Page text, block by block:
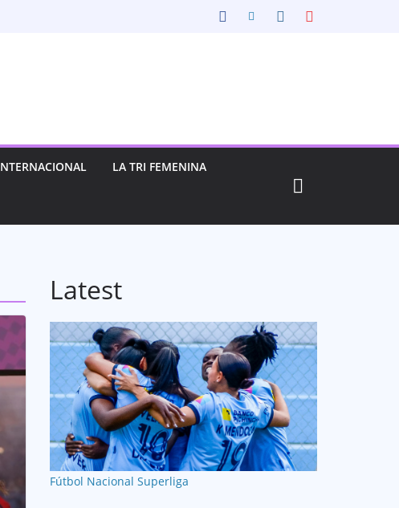
LA TRI FEMENINA
Latest
Fútbol Nacional Superliga